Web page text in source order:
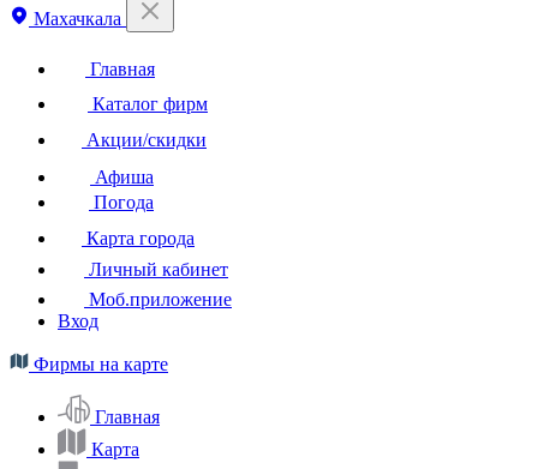
Махачкала
Главная
Каталог фирм
Акции/скидки
Афиша
Погода
Карта города
Личный кабинет
Моб.приложение
Вход
Фирмы на карте
Главная
Карта